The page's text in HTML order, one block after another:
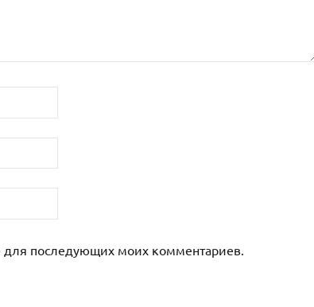
для последующих моих комментариев.